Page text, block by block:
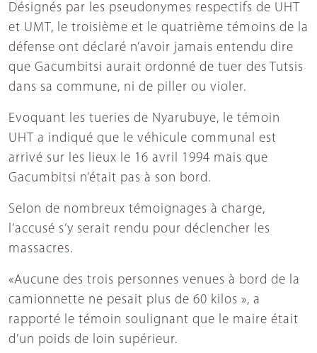
Désignés par les pseudonymes respectifs de UHT
et UMT, le troisième et le quatrième témoins de la
défense ont déclaré n’avoir jamais entendu dire
que Gacumbitsi aurait ordonné de tuer des Tutsis
dans sa commune, ni de piller ou violer.
Evoquant les tueries de Nyarubuye, le témoin
UHT a indiqué que le véhicule communal est
arrivé sur les lieux le 16 avril 1994 mais que
Gacumbitsi n’était pas à son bord.
Selon de nombreux témoignages à charge,
l’accusé s’y serait rendu pour déclencher les
massacres.
«Aucune des trois personnes venues à bord de la
camionnette ne pesait plus de 60 kilos », a
rapporté le témoin soulignant que le maire était
d’un poids de loin supérieur.